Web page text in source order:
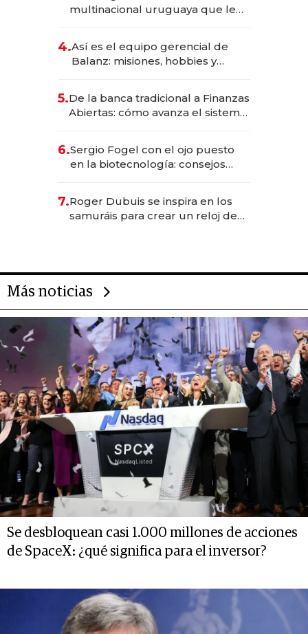
multinacional uruguaya que le
4.Así es el equipo gerencial de
Balanz: misiones, hobbies y
5.De la banca tradicional a Finanzas
Abiertas: cómo avanza el sistema
6.Sergio Fogel con el ojo puesto
en la biotecnología: consejos
rol de la IA
7.Roger Dubuis se inspira en los
samuráis para crear un reloj de
Más noticias
Se desbloquean casi 1.000 millones de acciones
de SpaceX: ¿qué significa para el inversor?